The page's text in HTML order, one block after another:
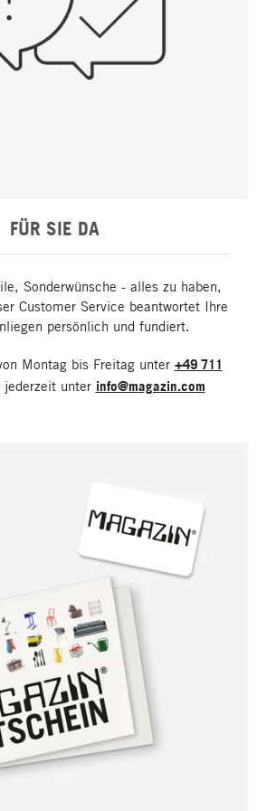
FÜR SIE DA
Sonderwünsche - alles zu haben,
Customer Service beantwortet Ihre
persönlich und fundiert.
Montag bis Freitag unter +49 711
unter info@magazin.com